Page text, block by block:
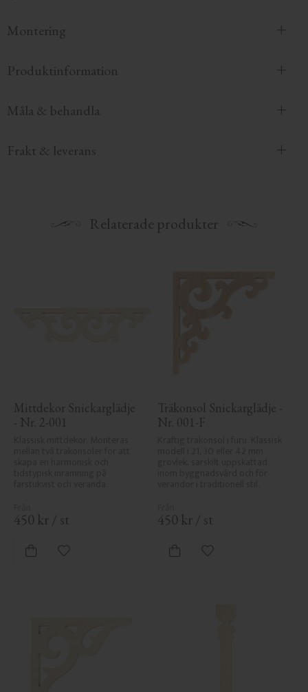
Montering
Produktinformation
Måla & behandla
Frakt & leverans
Relaterade produkter
Mittdekor Snickarglädje
- Nr. 2-001
450 kr / st
Lägg till i favoriter
Träkonsol Snickarglädje -
Nr. 001-F
450 kr / st
Lägg till i favoriter